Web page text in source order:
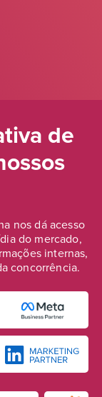
de
nos dá acesso
do mercado,
internas,
concorrência.